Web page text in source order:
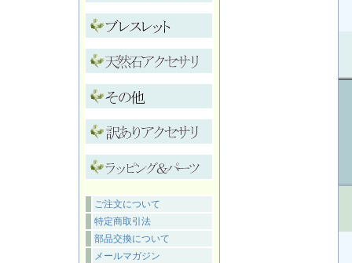
ご注文について
特定商取引法
部品交換について
メールマガジン